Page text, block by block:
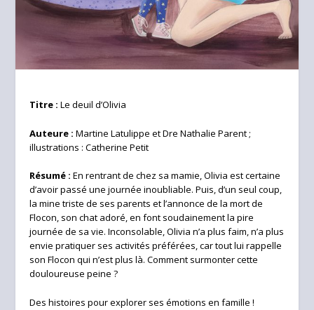
Titre : Le deuil d’Olivia
Auteure : Martine Latulippe et Dre Nathalie Parent ;
illustrations : Catherine Petit
Résumé : En rentrant de chez sa mamie, Olivia est certaine
d’avoir passé une journée inoubliable. Puis, d’un seul coup,
la mine triste de ses parents et l’annonce de la mort de
Flocon, son chat adoré, en font soudainement la pire
journée de sa vie. Inconsolable, Olivia n’a plus faim, n’a plus
envie pratiquer ses activités préférées, car tout lui rappelle
son Flocon qui n’est plus là. Comment surmonter cette
douloureuse peine ?
Des histoires pour explorer ses émotions en famille !